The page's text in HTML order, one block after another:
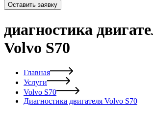
Оставить заявку
диагностика
Volvo S70
Главная
Услуги
Volvo S70
Диагностика двигателя Volvo S70